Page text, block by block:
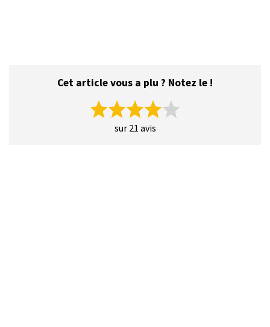
Cet article vous a plu ? Notez le !
sur 21 avis